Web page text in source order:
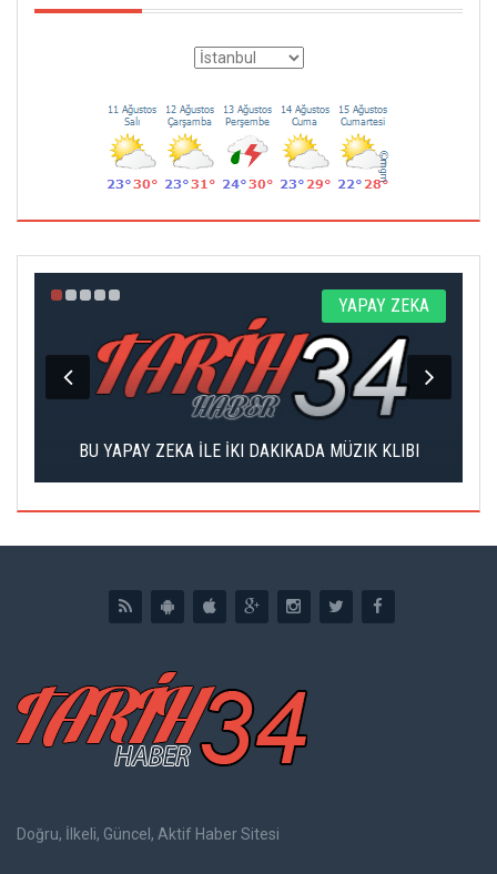
YAPAY ZEKA
BU YAPAY ZEKA İLE İKI DAKIKADA MÜZIK KLIBI
Doğru, İlkeli, Güncel, Aktif Haber Sitesi